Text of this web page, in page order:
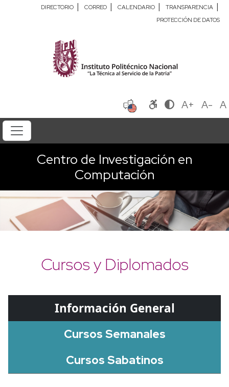
DIRECTORIO | CORREO | CALENDARIO | TRANSPARENCIA |
PROTECCIÓN DE DATOS
A+ A- A
Centro de Investigación en
Computación
Cursos y Diplomados
Información General
Cursos Semanales
Cursos Sabatinos